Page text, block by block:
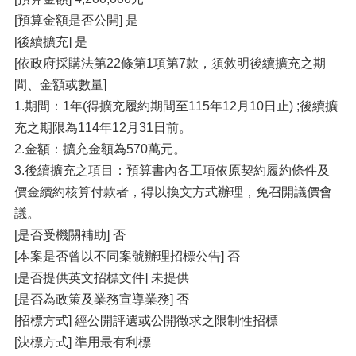
[預算金額是否公開] 是
[後續擴充] 是
[依政府採購法第22條第1項第7款，須敘明後續擴充之期
間、金額或數量]
1.期間：1年(得擴充履約期間至115年12月10日止) ;後續擴
充之期限為114年12月31日前。
2.金額：擴充金額為570萬元。
3.後續擴充之項目：預算書內各工項依原契約履約條件及
價金續約核算付款者，得以換文方式辦理，免召開議價會
議。
[是否受機關補助] 否
[本案是否曾以不同案號辦理招標公告] 否
[是否提供英文招標文件] 未提供
[是否為政策及業務宣導業務] 否
[招標方式] 經公開評選或公開徵求之限制性招標
[決標方式] 準用最有利標